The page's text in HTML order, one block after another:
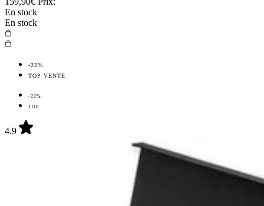
En stock
En stock
-22%
TOP VENTE
-22%
TOP
4.9